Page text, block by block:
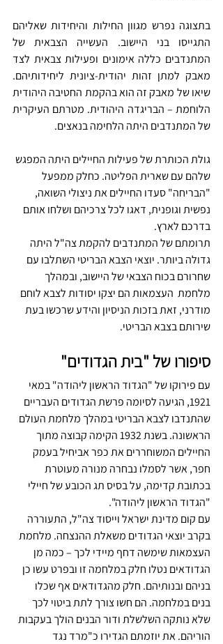
של המתנדבים היתה הלחימה בנאצים.
גולת הכותרת של פעילות החיילים היתה המפגש
שלהם עם שארית הפליטה. כחלק ממפעל
"הבריחה" סעדו החיילים את ניצולי השואה,
נפשית וגופנית, דאגו לכל צרכיהם ושלחו אותם
בדרכם לארץ.
תרומתם של המתנדבים להקמת צה"ל היתה
גדולה ביותר. יוצאי הצבא הבריטי השתלבו עם
שחרורם בכוח הצבאי של היישוב, ובמהלך
מלחמת  העצמאות הם יצקו יסודות לצבא לוחם
מודרני, זאת בזכות הניסיון והידע שרכשו בעת
שירותם בצבא הבריטי.
סיפורו של "בית הגדודים"
עם פירוקו של "הגדוד הראשון ליהודה" במאי
1921, הגיעה לסיומה פרשת הגדודים העבריים
שהתנדבו לצבא הבריטי במהלך מלחמת העולם
הראשונה. בשנת 1932 הקימה קבוצה מתוך
החיילים המשוחררים את כפר אביחיל בעמק
חפר, אשר לסמלו נבחרה מנורה מעוטרת
בכתובת קדימה, על בסיס תג הכובע של חיילי
"הגדוד הראשון ליהודה".
עם קום מדינת ישראל וייסוד צה"ל, התעוררה
בקרב יוצאי הגדודים משאלת ההנצחה. מלחמת
העצמאות שימשה דחף מיידי לכך – כמה מן
הגדודאים נטלו חלק במלחמה זו ובפרט עשו כן
בניהם ובנותיהם. חלק מהגדודאים אף שכלו
בנים במלחמה. הם חשו צורך לתת ביטוי לכך
שלא נותקה השלשלת ודור הבנים הולך בעקבות
הוריהם. את יוזמתם הגדירו כ"מרד נגד